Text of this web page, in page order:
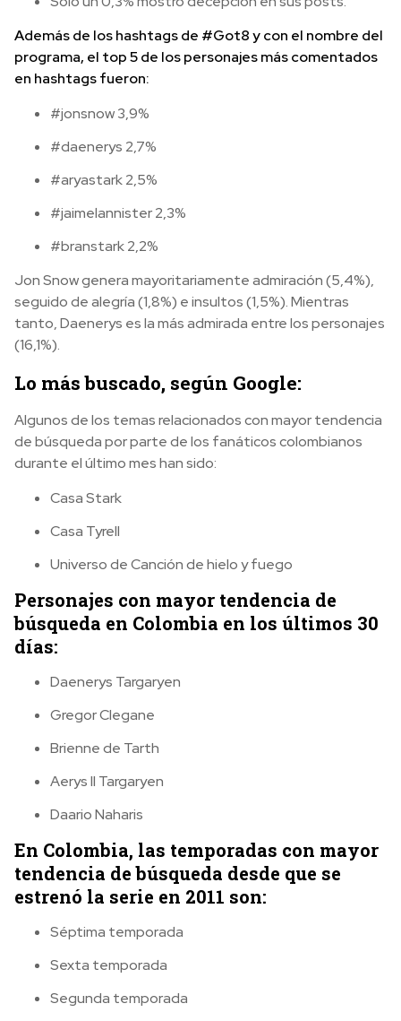
Además de los hashtags de #Got8 y con el nombre del
programa, el top 5 de los personajes más comentados
en hashtags fueron:
#jonsnow 3,9%
#daenerys 2,7%
#aryastark 2,5%
#jaimelannister 2,3%
#branstark 2,2%
Jon Snow genera mayoritariamente admiración (5,4%),
seguido de alegría (1,8%) e insultos (1,5%). Mientras
tanto, Daenerys es la más admirada entre los personajes
(16,1%).
Lo más buscado, según Google:
Algunos de los temas relacionados con mayor tendencia
de búsqueda por parte de los fanáticos colombianos
durante el último mes han sido:
Casa Stark
Casa Tyrell
Universo de Canción de hielo y fuego
Personajes con mayor tendencia de
búsqueda en Colombia en los últimos 30
días:
Daenerys Targaryen
Gregor Clegane
Brienne de Tarth
Aerys II Targaryen
Daario Naharis
En Colombia, las temporadas con mayor
tendencia de búsqueda desde que se
estrenó la serie en 2011 son:
Séptima temporada
Sexta temporada
Segunda temporada